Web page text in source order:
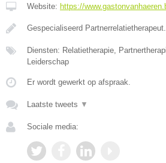
Website: https://
Gespecialiseerd
Diensten: Relatietherapie,
Leiderschap
Er wordt gewerkt op afspraak.
Laatste tweets ▼
Sociale media: